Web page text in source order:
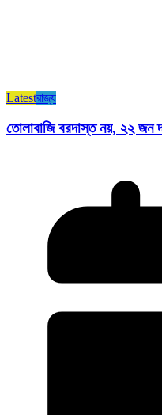
Latestরাজ্য​
তোলাবাজি বরদাস্ত নয়, ২২ জন